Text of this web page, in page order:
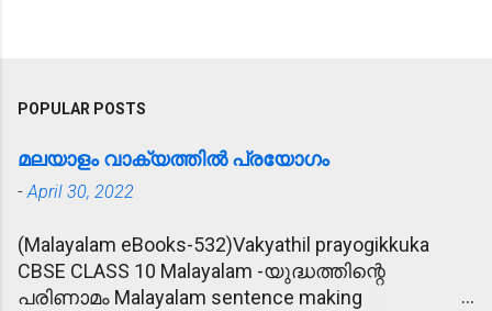
POPULAR POSTS
മലയാളം വാക്യത്തിൽ പ്രയോഗം
-April 30, 2022
(Malayalam eBooks-532)Vakyathil prayogikkuka
CBSE CLASS 10 Malayalam -യുദ്ധത്തിന്റെ
പരിണാമം Malayalam sentence making